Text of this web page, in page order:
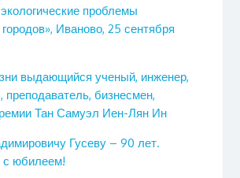
проблемы
Иваново, 25 сентября
выдающийся ученый, инженер,
преподаватель, бизнесмен,
Тан Самуэл Иен-Лян Ин
Гусеву – 90 лет.
с юбилеем!